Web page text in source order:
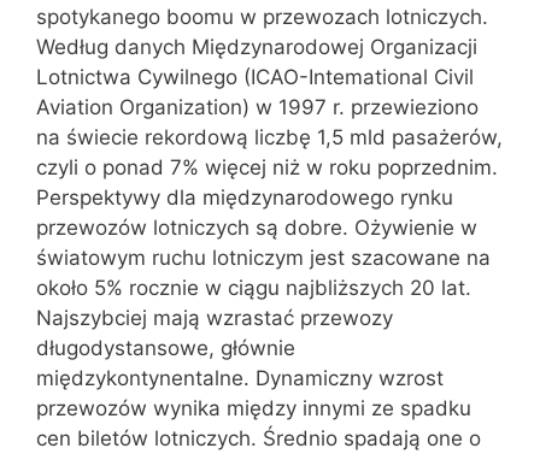
spotykanego boomu w przewozach lotniczych.
Według danych Międzynarodowej Organizacji
Lotnictwa Cywilnego (ICAO-Intemational Civil
Aviation Organization) w 1997 r. przewieziono
na świecie rekordową liczbę 1,5 mld pasażerów,
czyli o ponad 7% więcej niż w roku poprzednim.
Perspektywy dla międzynarodowego rynku
przewozów lotniczych są dobre. Ożywienie w
światowym ruchu lotniczym jest szacowane na
około 5% rocznie w ciągu najbliższych 20 lat.
Najszybciej mają wzrastać przewozy
długodystansowe, głównie
międzykontynentalne. Dynamiczny wzrost
przewozów wynika między innymi ze spadku
cen biletów lotniczych. Średnio spadają one o